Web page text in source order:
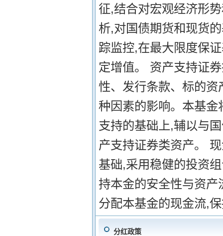
征,结合对宏观经济形
析,对国债期货和现货
踪监控,在最大限度保
定增值。 资产支持证
性、发行条款、标的
种因素的影响。本基
支持的基础上,辅以与
产支持证券类资产。
基础,采用稳健的投资
持本金的安全性与资
分配本基金的现金流,
分红政策